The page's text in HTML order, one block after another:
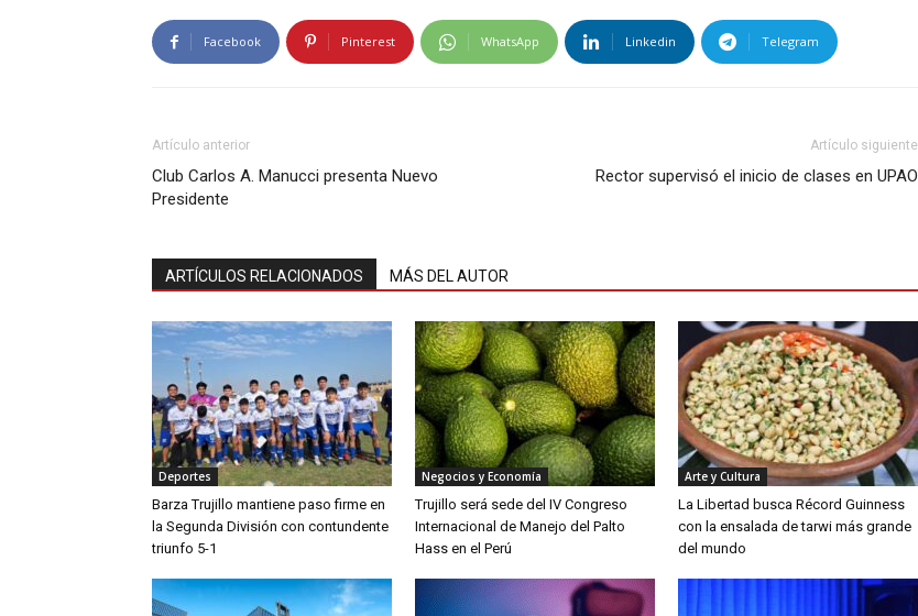
Facebook Pinterest WhatsApp Linkedin Telegram
Artículo anterior
Club Carlos A. Manucci presenta Nuevo
Presidente
Artículo siguiente
Rector supervisó el inicio de clases en UPAO
ARTÍCULOS RELACIONADOS MÁS DEL AUTOR
Deportes
Barza Trujillo mantiene paso firme en
la Segunda División con contundente
triunfo 5-1
Negocios y Economía
Trujillo será sede del IV Congreso
Internacional de Manejo del Palto
Hass en el Perú
Arte y Cultura
La Libertad busca Récord Guinness
con la ensalada de tarwi más grande
del mundo